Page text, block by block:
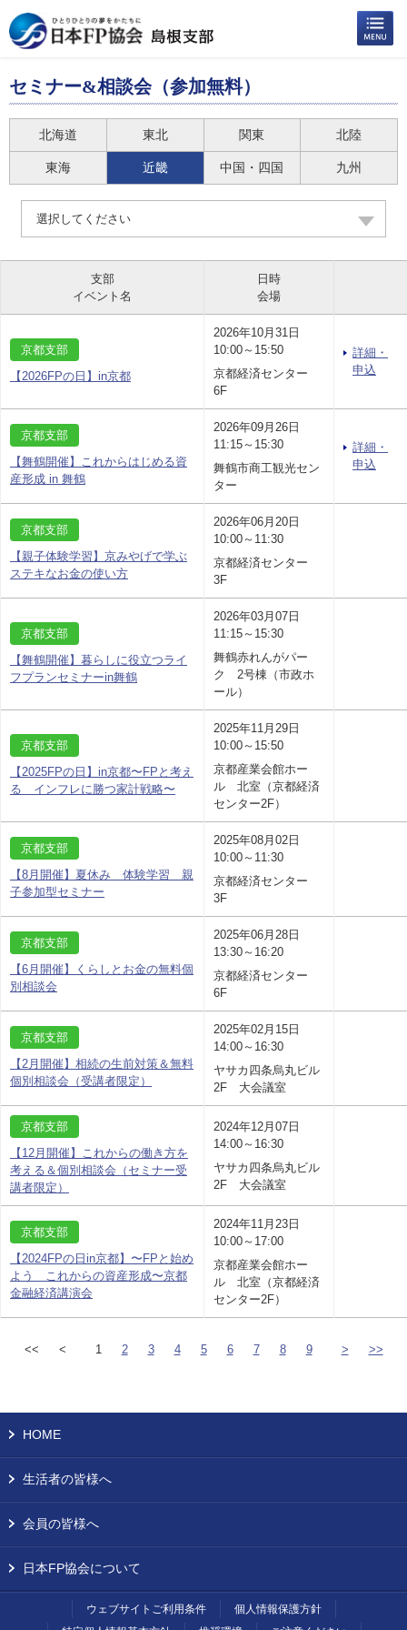
セミナー&相談会（参加無料）
北海道 東北 関東 北陸
東海 近畿 中国・四国 九州
選択してください
支部
イベント名
日時
会場
京都支部
【2026FPの日】in京都
2026年10月31日
10:00～15:50
京都経済センター
6F
詳細・
申込
京都支部
【舞鶴開催】これからはじめる資
産形成 in 舞鶴
2026年09月26日
11:15～15:30
舞鶴市商工観光セン
ター
詳細・
申込
京都支部
【親子体験学習】京みやげで学ぶ
ステキなお金の使い方
2026年06月20日
10:00～11:30
京都経済センター
3F
京都支部
【舞鶴開催】暮らしに役立つライ
フプランセミナーin舞鶴
2026年03月07日
11:15～15:30
舞鶴赤れんがパー
ク 2号棟（市政ホ
ール）
京都支部
【2025FPの日】in京都〜FPと考え
る インフレに勝つ家計戦略〜
2025年11月29日
10:00～15:50
京都産業会館ホー
ル 北室（京都経済
センター2F）
京都支部
【8月開催】夏休み 体験学習 親
子参加型セミナー
2025年08月02日
10:00～11:30
京都経済センター
3F
京都支部
【6月開催】くらしとお金の無料個
別相談会
2025年06月28日
13:30～16:20
京都経済センター
6F
京都支部
【2月開催】相続の生前対策＆無料
個別相談会（受講者限定）
2025年02月15日
14:00～16:30
ヤサカ四条烏丸ビル
2F 大会議室
京都支部
【12月開催】これからの働き方を
考える＆個別相談会（セミナー受
講者限定）
2024年12月07日
14:00～16:30
ヤサカ四条烏丸ビル
2F 大会議室
京都支部
【2024FPの日in京都】〜FPと始め
よう これからの資産形成〜京都
金融経済講演会
2024年11月23日
10:00～17:00
京都産業会館ホー
ル 北室（京都経済
センター2F）
<< < 1 2 3 4 5 6 7 8 9 > >>
HOME
生活者の皆様へ
会員の皆様へ
日本FP協会について
ウェブサイトご利用条件
個人情報保護方針